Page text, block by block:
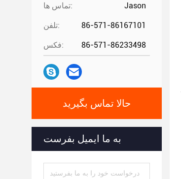
تماس ها: Jason
تلفن: 86-571-86167101
فکس: 86-571-86233498
حالا تماس بگیرید
به ما ایمیل بفرست